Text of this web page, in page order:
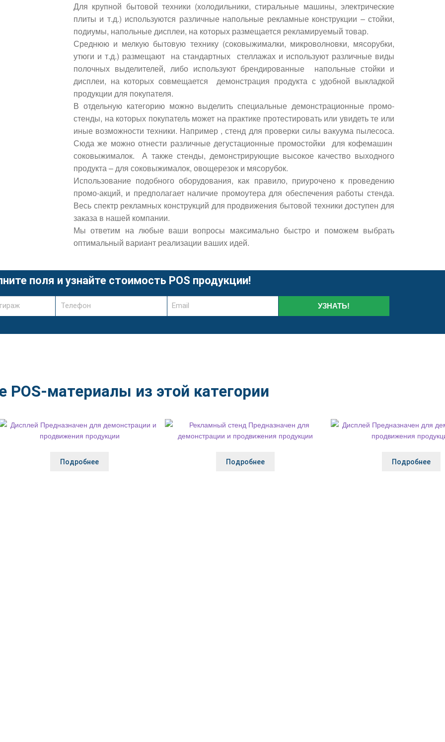
Для крупной бытовой техники (холодильники, стиральные машины, электрические
плиты и т.д.) используются различные напольные рекламные конструкции – стойки,
подиумы, напольные дисплеи, на которых размещается рекламируемый товар.
Среднюю и мелкую бытовую технику (соковыжималки, микроволновки, мясорубки,
утюги и т.д.) размещают на стандартных стеллажах и используют различные виды
полочных выделителей, либо используют брендированные напольные стойки и
дисплеи, на которых совмещается демонстрация продукта с удобной выкладкой
продукции для покупателя.
В отдельную категорию можно выделить специальные демонстрационные промо-
стенды, на которых покупатель может на практике протестировать или увидеть те или
иные возможности техники. Например , стенд для проверки силы вакуума пылесоса.
Сюда же можно отнести различные дегустационные промостойки для кофемашин
соковыжималок. А также стенды, демонстрирующие высокое качество выходного
продукта – для соковыжималок, овощерезок и мясорубок.
Использование подобного оборудования, как правило, приурочено к проведению
промо-акций, и предполагает наличие промоутера для обеспечения работы стенда.
Весь спектр рекламных конструкций для продвижения бытовой техники доступен для
заказа в нашей компании.
Мы ответим на любые ваши вопросы максимально быстро и поможем выбрать
оптимальный вариант реализации ваших идей.
поля и узнайте стоимость POS продукции!
УЗНАТЬ!
POS-материалы из этой категории
Подробнее Подробнее Подробнее